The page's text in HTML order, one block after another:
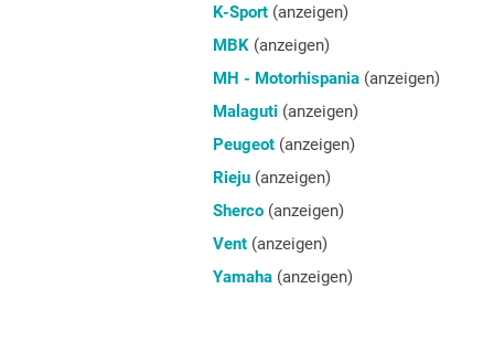
K-Sport(anzeigen)
MBK(anzeigen)
MH - Motorhispania(anzeigen)
Malaguti (anzeigen)
Peugeot(anzeigen)
Rieju(anzeigen)
Sherco(anzeigen)
Vent(anzeigen)
Yamaha(anzeigen)